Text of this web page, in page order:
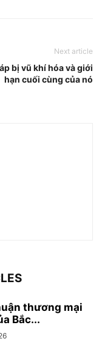
Next article
bị vũ khí hóa và giới
hạn cuối cùng của nó
thương mại
Bắc...